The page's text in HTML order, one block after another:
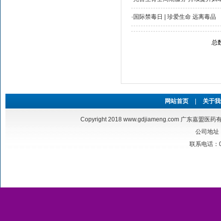
· 国际禁毒日 | 珍爱生命 远离毒品
总
网站首页 关于
Copyright 2018 www.gdjiameng.com 广东嘉盟医药
公司地址
联系电话